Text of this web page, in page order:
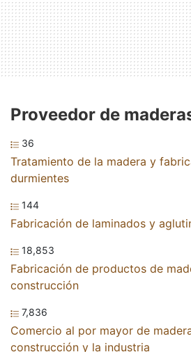
Proveedor de
36
Tratamiento de la madera y
durmientes
144
Fabricación de laminados y
18,853
Fabricación de productos de
construcción
7,836
Comercio al por mayor de
construcción y la industria